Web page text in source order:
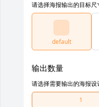
请选择海报输出的目标尺
default
输出数量
请选择需要输出的海报设
1